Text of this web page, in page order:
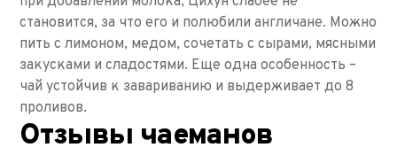
становится, за что его и полюбили англичане. Можно
пить с лимоном, медом, сочетать с сырами, мясными
закусками и сладостями. Еще одна особенность –
чай устойчив к завариванию и выдерживает до 8
проливов.
Отзывы чаеманов